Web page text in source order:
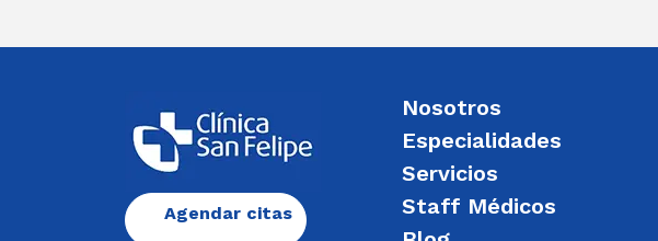
Agendar citas
Nosotros
Especialidades
Servicios
Staff Médicos